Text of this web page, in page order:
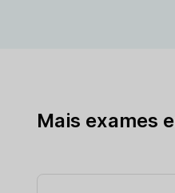
Mais exames